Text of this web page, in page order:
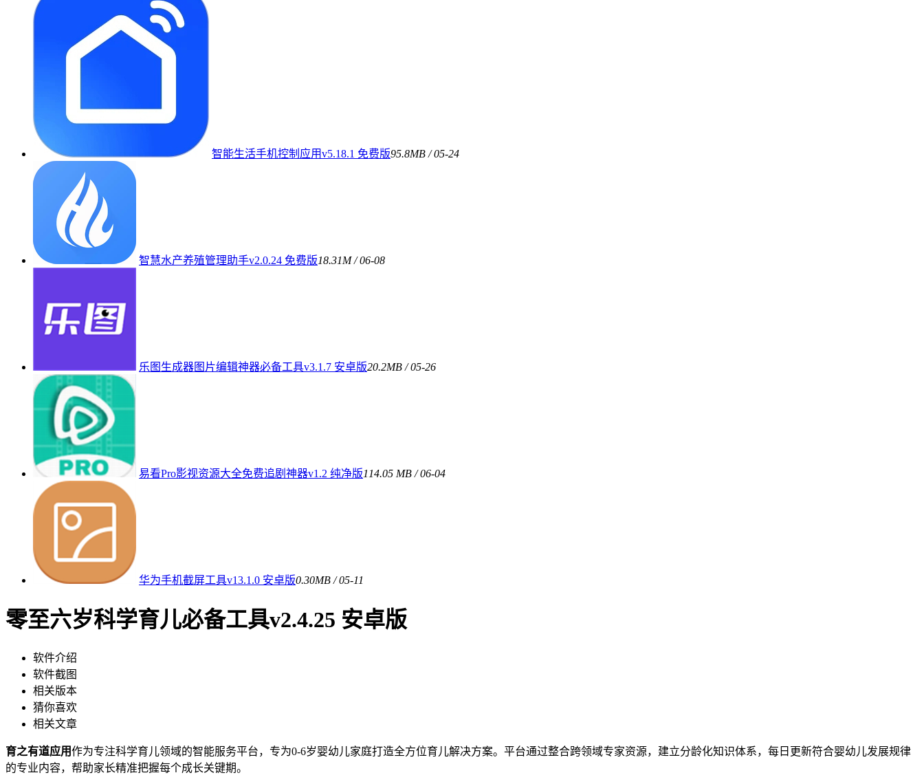
智能生活手机控制应用v5.18.1 免费版95.8MB / 05-24
智慧水产养殖管理助手v2.0.24 免费版18.31M / 06-08
乐图生成器图片编辑神器必备工具v3.1.7 安卓版20.2MB / 05-26
易看Pro影视资源大全免费追剧神器v1.2 纯净版114.05 MB / 06-04
华为手机截屏工具v13.1.0 安卓版0.30MB / 05-11
零至六岁科学育儿必备工具v2.4.25 安卓版
软件介绍
软件截图
相关版本
猜你喜欢
相关文章
育之有道应用作为专注科学育儿领域的智能服务平台，专为0-6岁婴幼儿家庭打造全方位育儿解决方案。平台通过整合跨领域专家资源，建立分龄化知识体系，每日更新符合婴幼儿发展规律
的专业内容，帮助家长精准把握每个成长关键期。